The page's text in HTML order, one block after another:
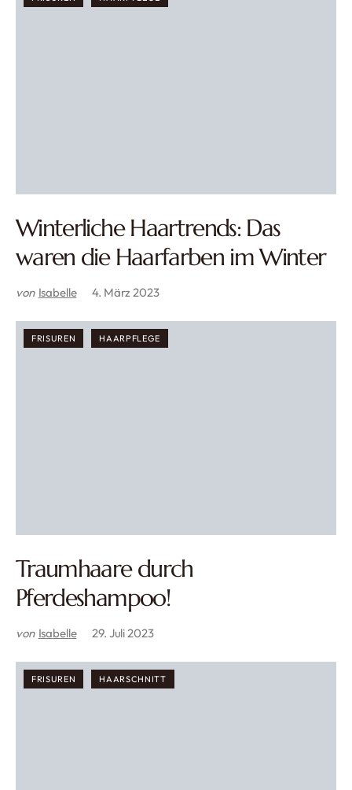
Winterliche Haartrends: Das
waren die Haarfarben im Winter
von Isabelle 4. März 2023
FRISUREN HAARPFLEGE
Traumhaare durch
Pferdeshampoo!
von Isabelle 29. Juli 2023
FRISUREN HAARSCHNITT